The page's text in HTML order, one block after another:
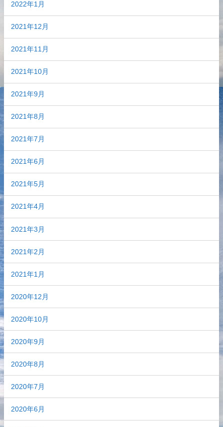
2022年1月
2021年12月
2021年11月
2021年10月
2021年9月
2021年8月
2021年7月
2021年6月
2021年5月
2021年4月
2021年3月
2021年2月
2021年1月
2020年12月
2020年10月
2020年9月
2020年8月
2020年7月
2020年6月